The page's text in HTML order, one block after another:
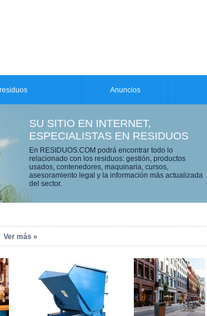
Anuncios
SU SITIO EN INTERNET,
ESPECIALISTAS EN RESIDUOS
En RESIDUOS.COM podrá encontrar todo lo
relacionado con los residuos: gestión, productos
usados, contenedores, maquinaria, cursos,
asesoramiento legal y la información más actualizada
del sector.
Ver más »